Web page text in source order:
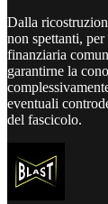
Dalla
non spettanti,
finanziaria
garantirne la
eventuali
del fascicolo.